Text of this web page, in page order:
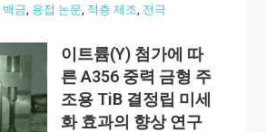
백금, 용접 논문, 적층 제조, 전극
이트륨(Y) 첨가에 따
른 A356 중력 금형 주
조용 TiB 결정립 미세
화 효과의 향상 연구